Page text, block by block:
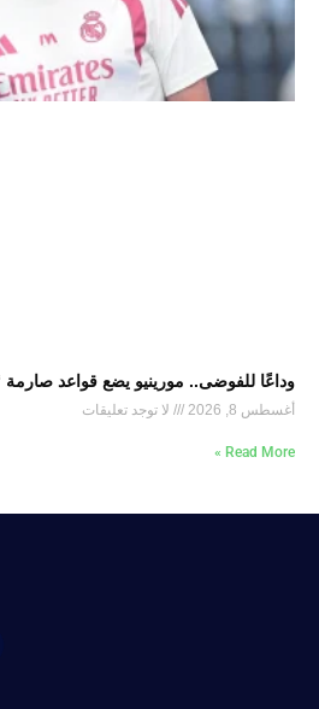
وداعًا للفوضى.. مورينيو يضع قواعد صارمة
أغسطس 8, 2026 لا توجد تعليقات
Read More »